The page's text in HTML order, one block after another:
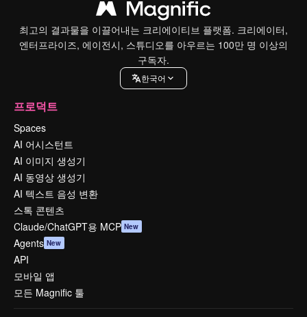
최고의 결과물을 이끌어내는 크리에이티브 플랫폼. 크리에이터,
엔터프라이즈, 에이전시, 스튜디오를 아우르는 100만 명 이상의
구독자.
한국어
프로덕트
Spaces
AI 어시스턴트
AI 이미지 생성기
AI 동영상 생성기
AI 텍스트 음성 변환
스톡 콘텐츠
Claude/ChatGPT용 MCP New
Agents New
API
모바일 앱
모든 Magnific 툴